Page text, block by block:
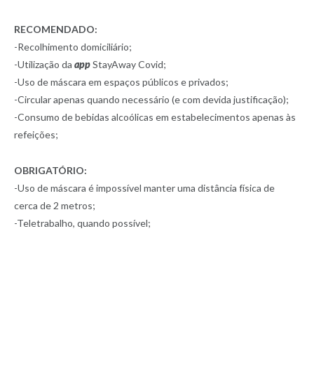
RECOMENDADO:
-Recolhimento domiciliário;
-Utilização da appStayAway Covid;
-Uso de máscara em espaços públicos e privados;
-Circular apenas quando necessário (e com devida justificação);
-Consumo de bebidas alcoólicas em estabelecimentos apenas às
refeições;
OBRIGATÓRIO:
-Uso de máscara é impossível manter uma distância física de
cerca de 2 metros;
-Teletrabalho, quando possível;